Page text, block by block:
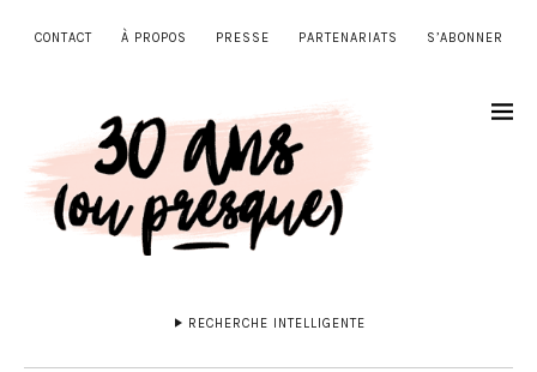
CONTACT À PROPOS PRESSE PARTENARIATS S’ABONNER
RECHERCHE INTELLIGENTE